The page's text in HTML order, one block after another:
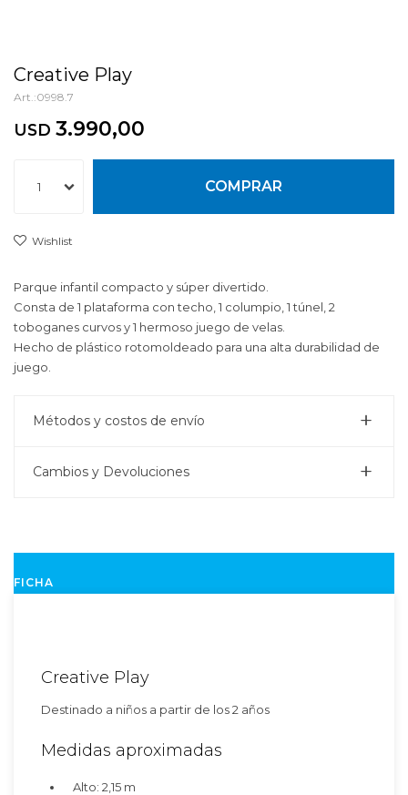
Creative Play
0998.7
USD 3.990,00
1 COMPRAR
Parque infantil compacto y súper divertido.
Consta de 1 plataforma con techo, 1 columpio, 1 túnel, 2
toboganes curvos y 1 hermoso juego de velas.
Hecho de plástico rotomoldeado para una alta durabilidad de
juego.
Métodos y costos de envío
Cambios y Devoluciones
FICHA
Creative Play
Destinado a niños a partir de los 2 años
Medidas aproximadas
Alto: 2,15 m